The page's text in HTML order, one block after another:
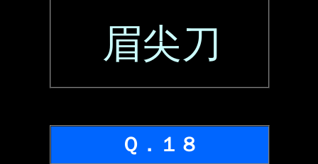
眉尖刀
Ｑ．１８